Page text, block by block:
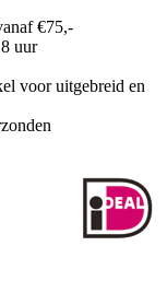
€75,-
uur
voor uitgebreid en